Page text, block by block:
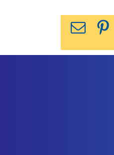
WhatsApp
Pinterest
כתובת
אלקטרוני